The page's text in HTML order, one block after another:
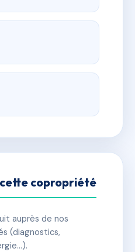
copropriété
auprès de nos
(diagnostics,